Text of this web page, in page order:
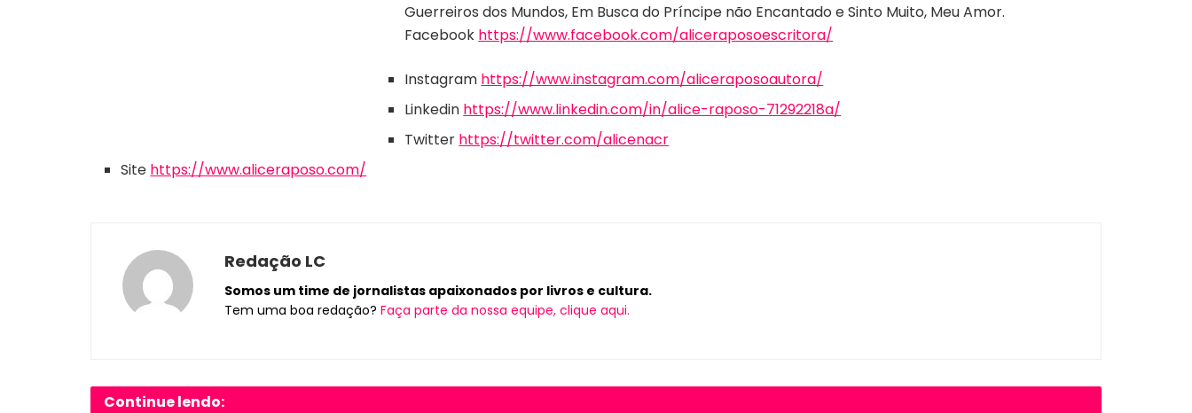
Guerreiros dos Mundos, Em Busca do Príncipe não Encantado e Sinto Muito, Meu Amor.
Facebook https://www.facebook.com/aliceraposoescritora/
Instagram https://www.instagram.com/aliceraposoautora/
Linkedin https://www.linkedin.com/in/alice-raposo-71292218a/
Twitter https://twitter.com/alicenacr
Site https://www.aliceraposo.com/
Redação LC
Somos um time de jornalistas apaixonados por livros e cultura.
Tem uma boa redação? Faça parte da nossa equipe, clique aqui.
Continue lendo: